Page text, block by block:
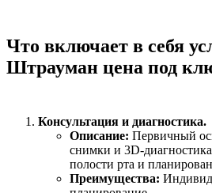
Что включает в себя
Штрауман цена под
Консультация и диагностика.
Описание: Первичный
снимки и 3D-
полости рта и
Преимущества: